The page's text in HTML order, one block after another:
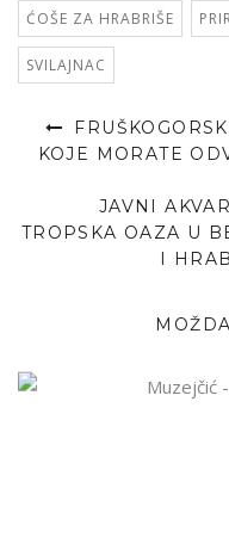
ĆOŠE ZA HRABRIŠE
SVILAJNAC
KOJE MORATE
JAVNI
TROPSKA OAZA U
I